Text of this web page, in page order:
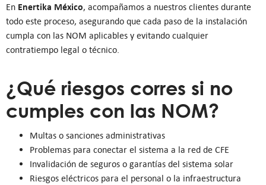
En Enertika México, acompañamos a nuestros clientes durante
todo este proceso, asegurando que cada paso de la instalación
cumpla con las NOM aplicables y evitando cualquier
contratiempo legal o técnico.
¿Qué riesgos corres si no
cumples con las NOM?
Multas o sanciones administrativas
Problemas para conectar el sistema a la red de CFE
Invalidación de seguros o garantías del sistema solar
Riesgos eléctricos para el personal o la infraestructura